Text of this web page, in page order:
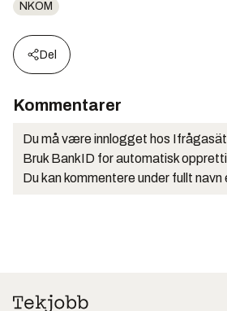
NKOM
Del
Kommentarer
Du må være innlogget hos
Bruk BankID for automatisk
Du kan kommentere under fullt navn